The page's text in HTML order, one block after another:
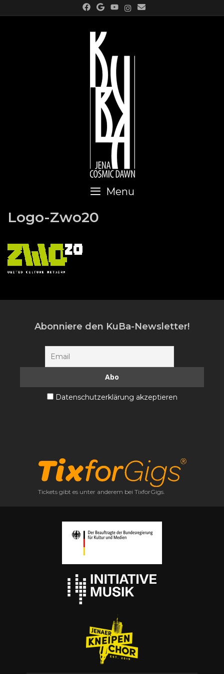
to
Menu
Logo-Zwo20
Abonniere den KuBa-Newsletter!
Datenschutzerklärung akzeptieren
Tickets gibt es unter anderem bei TixforGigs.